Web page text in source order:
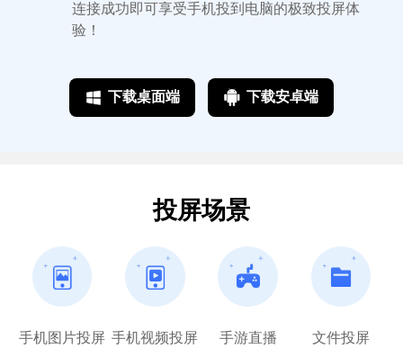
连接成功即可享受手机投到电脑的极致投屏体
验！
下载桌面端 下载安卓端
投屏场景
手机图片投屏 手机视频投屏 手游直播 文件投屏
无意中看到这个投屏工具，没想到这么好
对电脑要求不高